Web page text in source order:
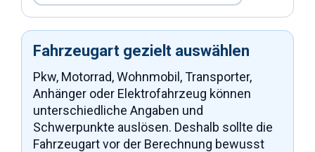
Fahrzeugart gezielt auswählen
Pkw, Motorrad, Wohnmobil, Transporter,
Anhänger oder Elektrofahrzeug können
unterschiedliche Angaben und
Schwerpunkte auslösen. Deshalb sollte die
Fahrzeugart vor der Berechnung bewusst